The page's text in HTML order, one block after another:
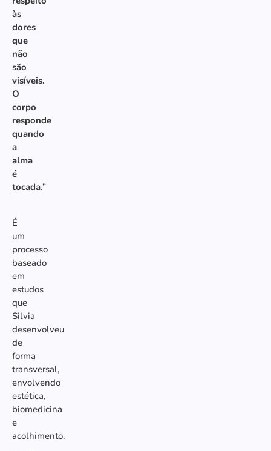
às
dores
que
não
são
visíveis.
O
corpo
responde
quando
a
alma
é
tocada.”
É
um
processo
baseado
em
estudos
que
Silvia
desenvolveu
de
forma
transversal,
envolvendo
estética,
biomedicina
e
acolhimento.